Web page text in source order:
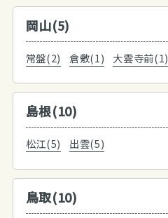
岡山(5)
常盤(2) 倉敷(1) 大雲寺前(1)
島根(10)
松江(5) 出雲(5)
鳥取(10)